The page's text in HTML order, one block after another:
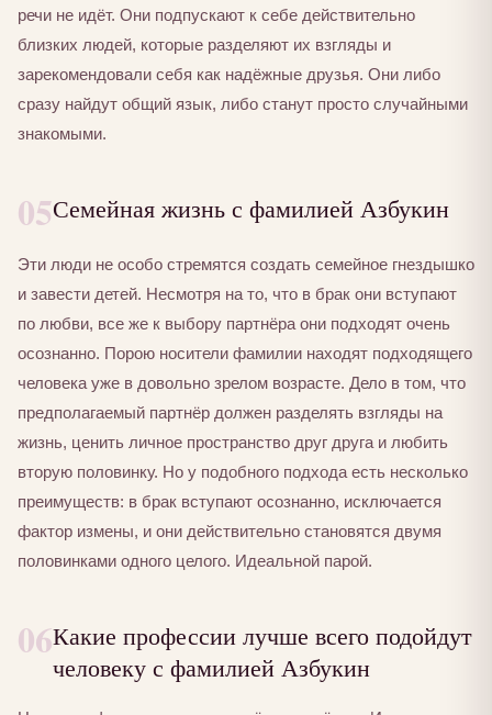
речи не идёт. Они подпускают к себе действительно
близких людей, которые разделяют их взгляды и
зарекомендовали себя как надёжные друзья. Они либо
сразу найдут общий язык, либо станут просто случайными
знакомыми.
05Семейная жизнь с фамилией Азбукин
Эти люди не особо стремятся создать семейное гнездышко
и завести детей. Несмотря на то, что в брак они вступают
по любви, все же к выбору партнёра они подходят очень
осознанно. Порою носители фамилии находят подходящего
человека уже в довольно зрелом возрасте. Дело в том, что
предполагаемый партнёр должен разделять взгляды на
жизнь, ценить личное пространство друг друга и любить
вторую половинку. Но у подобного подхода есть несколько
преимуществ: в брак вступают осознанно, исключается
фактор измены, и они действительно становятся двумя
половинками одного целого. Идеальной парой.
06Какие профессии лучше всего подойдут
человеку с фамилией Азбукин